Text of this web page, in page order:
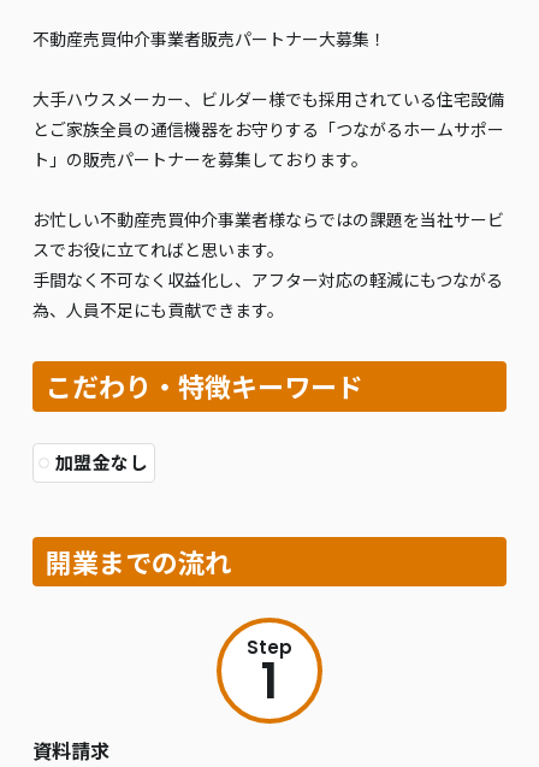
不動産売買仲介事業者販売パートナー大募集！
大手ハウスメーカー、ビルダー様でも採用されている住宅設備
とご家族全員の通信機器をお守りする「つながるホームサポー
ト」の販売パートナーを募集しております。
お忙しい不動産売買仲介事業者様ならではの課題を当社サービ
スでお役に立てればと思います。
手間なく不可なく収益化し、アフター対応の軽減にもつながる
為、人員不足にも貢献できます。
こだわり・特徴キーワード
加盟金なし
開業までの流れ
Step
1
資料請求